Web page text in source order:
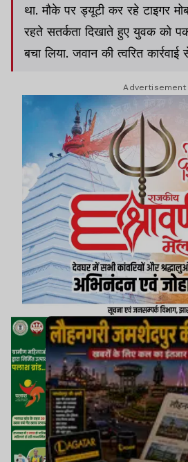
था. मौके पर ड्यूटी कर रहे टाइगर
रहते सतर्कता दिखाते हुए युवक को
बचा लिया. जवान की त्वरित
Advertisement